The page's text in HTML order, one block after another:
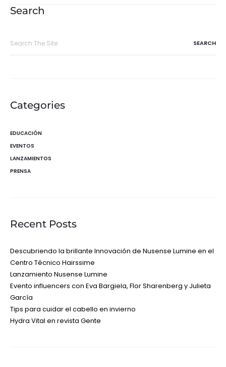
entradas
Search
Categories
EDUCACIÓN
EVENTOS
LANZAMIENTOS
PRENSA
Recent Posts
Descubriendo la brillante Innovación de Nusense Lumine en el
Centro Técnico Hairssime
Lanzamiento Nusense Lumine
Evento influencers con Eva Bargiela, Flor Sharenberg y Julieta
García
Tips para cuidar el cabello en invierno
Hydra Vital en revista Gente